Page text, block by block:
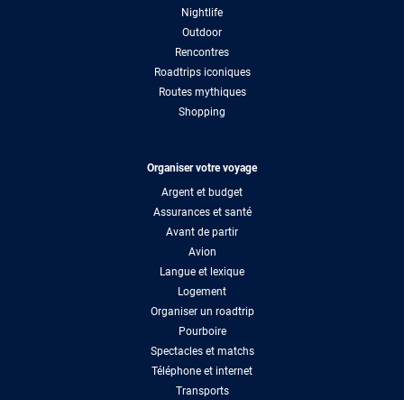
Nightlife
Outdoor
Rencontres
Roadtrips iconiques
Routes mythiques
Shopping
Organiser votre voyage
Argent et budget
Assurances et santé
Avant de partir
Avion
Langue et lexique
Logement
Organiser un roadtrip
Pourboire
Spectacles et matchs
Téléphone et internet
Transports